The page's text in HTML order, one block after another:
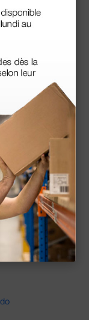
cobrar.
llega muy bien¡¡¡